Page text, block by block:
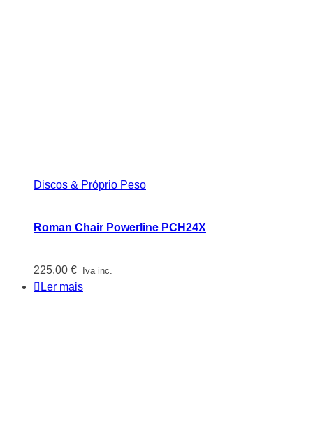
Discos & Próprio Peso
Roman Chair Powerline PCH24X
225.00 € Iva inc.
Ler mais